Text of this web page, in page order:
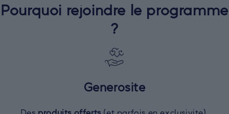
Pourquoi rejoindre le programme
?
Generosite